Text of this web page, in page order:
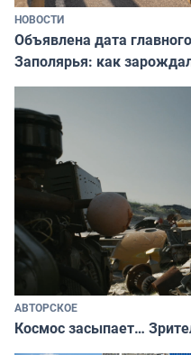
НОВОСТИ
Объявлена дата
Заполярья: как
АВТОРСКОЕ
Космос засыпает…